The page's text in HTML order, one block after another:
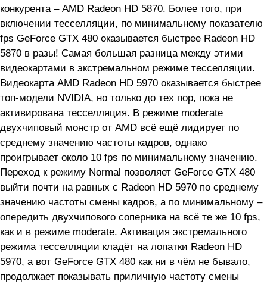
конкурента – AMD Radeon HD 5870. Более того, при
включении тесселляции, по минимальному показателю
fps GeForce GTX 480 оказывается быстрее Radeon HD
5870 в разы! Самая большая разница между этими
видеокартами в экстремальном режиме тесселляции.
Видеокарта AMD Radeon HD 5970 оказывается быстрее
топ-модели NVIDIA, но только до тех пор, пока не
активирована тесселляция. В режиме moderate
двухчиповый монстр от AMD всё ещё лидирует по
среднему значению частоты кадров, однако
проигрывает около 10 fps по минимальному значению.
Переход к режиму Normal позволяет GeForce GTX 480
выйти почти на равных с Radeon HD 5970 по среднему
значению частоты смены кадров, а по минимальному –
опередить двухчипового соперника на всё те же 10 fps,
как и в режиме moderate. Активация экстремального
режима тесселляции кладёт на лопатки Radeon HD
5970, а вот GeForce GTX 480 как ни в чём не бывало,
продолжает показывать приличную частоту смены